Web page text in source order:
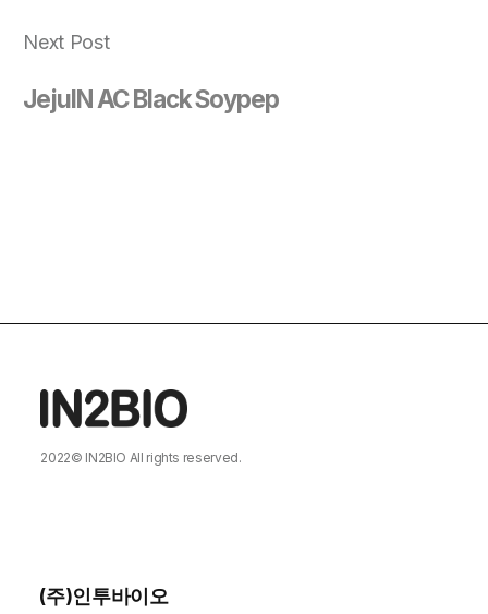
Next Post
JejuIN AC Black Soypep
2022© IN2BIO All rights reserved.
(주)인투바이오